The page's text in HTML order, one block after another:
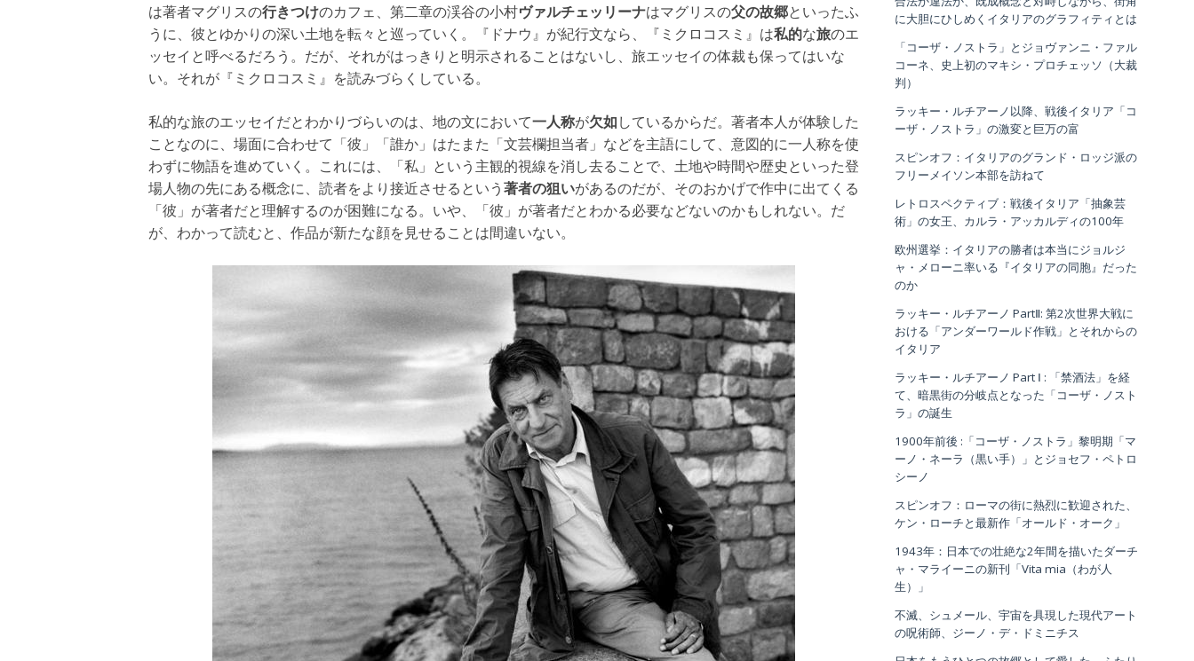
は著者マグリスの行きつけのカフェ、第二章の渓谷の小村ヴァルチェッリーナはマグリスの父の故郷といったふ
うに、彼とゆかりの深い土地を転々と巡っていく。『ドナウ』が紀行文なら、『ミクロコスミ』は私的な旅のエ
ッセイと呼べるだろう。だが、それがはっきりと明示されることはないし、旅エッセイの体裁も保ってはいな
い。それが『ミクロコスミ』を読みづらくしている。
私的な旅のエッセイだとわかりづらいのは、地の文において一人称が欠如 しているからだ。著者本人が体験した
ことなのに、場面に合わせて「彼」「誰か」はたまた「文芸欄担当者」などを主語にして、意図的に一人称を使
わずに物語を進めていく。これには、「私」という主観的視線を消し去ることで、土地や時間や歴史といった登
場人物の先にある概念に、読者をより接近させるという 著者の狙いがあるのだが、そのおかげで作中に出てくる
「彼」が著者だと理解するのが困難になる。いや、「彼」が著者だとわかる必要などないのかもしれない。だ
が、わかって読むと、作品が新たな顔を見せることは間違いない。
に大胆にひしめくイタリアのグラフィティとは
「コーザ・ノストラ」とジョヴァンニ・ファル
コーネ、史上初のマキシ・プロチェッソ（大裁
判）
ラッキー・ルチアーノ以降、戦後イタリア「コ
ーザ・ノストラ」の激変と巨万の富
スピンオフ：イタリアのグランド・ロッジ派の
フリーメイソン本部を訪ねて
レトロスペクティブ：戦後イタリア「抽象芸
術」の女王、カルラ・アッカルディの100年
欧州選挙：イタリアの勝者は本当にジョルジ
ャ・メローニ率いる『イタリアの同胞』だった
のか
ラッキー・ルチアーノ PartⅡ: 第2次世界大戦に
おける「アンダーワールド作戦」とそれからの
イタリア
ラッキー・ルチアーノ Part Ⅰ : 「禁酒法」を経
て、暗黒街の分岐点となった「コーザ・ノスト
ラ」の誕生
1900年前後 :「コーザ・ノストラ」黎明期「マ
ーノ・ネーラ（黒い手）」とジョセフ・ペトロ
シーノ
スピンオフ：ローマの街に熱烈に歓迎された、
ケン・ローチと最新作「オールド・オーク」
1943年：日本での壮絶な2年間を描いたダーチ
ャ・マライーニの新刊「Vita mia（わが人
生）」
不滅、シュメール、宇宙を具現した現代アート
の呪術師、ジーノ・デ・ドミニチス